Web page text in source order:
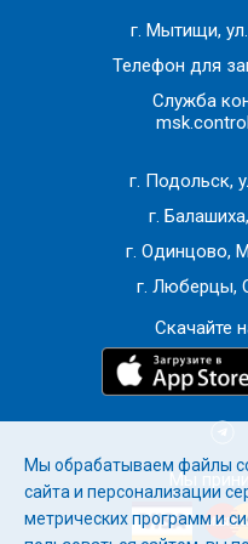
г. Мытищи,
Телефон для
Служба
г. Подольск,
г.
г. Одинцово,
г. Люберцы,
Скачайте
Мы
Мы обрабатываем файлы
сайта и персонализации
метрических программ и